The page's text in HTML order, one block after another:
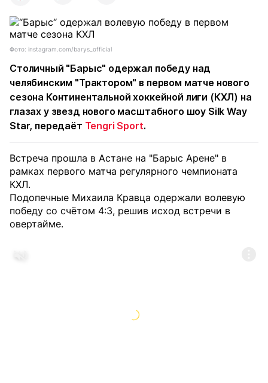
Фото: instagram.com/barys_official
Столичный "Барыс" одержал победу над
челябинским "Трактором" в первом матче нового
сезона Континентальной хоккейной лиги (КХЛ) на
глазах у звезд нового масштабного шоу Silk Way
Star, передаёт Tengri Sport.
Встреча прошла в Астане на "Барыс Арене" в
рамках первого матча регулярного чемпионата
КХЛ.
Подопечные Михаила Кравца одержали волевую
победу со счётом 4:3, решив исход встречи в
овертайме.